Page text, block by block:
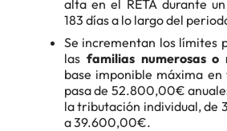
alta en el RETA durante
183 días a lo largo del
Se incrementan los límites
lasfamilias numerosas o
base imponible máxima
pasa de 52.800,00€
la tributación individual,
a 39.600,00€.